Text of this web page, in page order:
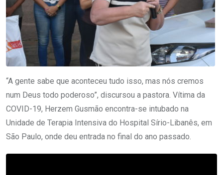
“A gente sabe que aconteceu tudo isso, mas nós cremos
num Deus todo poderoso”, discursou a pastora. Vítima da
COVID-19, Herzem Gusmão encontra-se intubado na
Unidade de Terapia Intensiva do Hospital Sírio-Libanês, em
São Paulo, onde deu entrada no final do ano passado.